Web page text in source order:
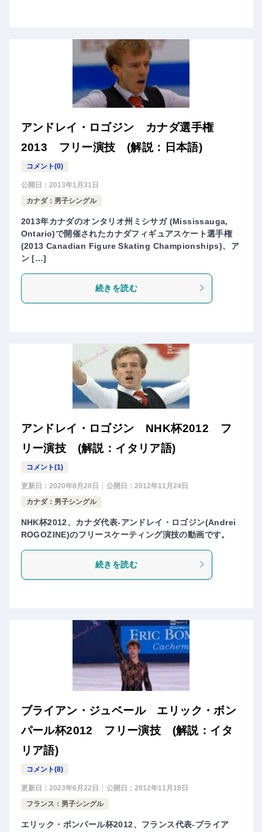
アンドレイ・ロゴジン カナダ選手権
2013 フリー演技 (解説：日本語)
コメント(0)
公開日： 2013年1月31日
カナダ：男子シングル
2013年カナダのオンタリオ州ミシサガ (Mississauga,
Ontario)で開催されたカナダフィギュアスケート選手権
(2013 Canadian Figure Skating Championships)、ア
ン […]
続きを読む
アンドレイ・ロゴジン NHK杯2012 フ
リー演技 (解説：イタリア語)
コメント(1)
更新日： 2020年8月20日 公開日： 2012年11月24日
カナダ：男子シングル
NHK杯2012、カナダ代表-アンドレイ・ロゴジン(Andrei
ROGOZINE)のフリースケーティング演技の動画です。
続きを読む
ブライアン・ジュベール エリック・ボン
パール杯2012 フリー演技 (解説：イタ
リア語)
コメント(8)
更新日： 2023年6月22日 公開日： 2012年11月18日
フランス：男子シングル
エリック・ボンパール杯2012、フランス代表-ブライア